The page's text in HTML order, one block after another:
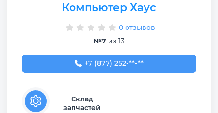
Компьютер Хаус
0 отзывов
№7 из 13
+7 (877) 252-23-44
+7 (877) 252-**-**
Склад
запчастей